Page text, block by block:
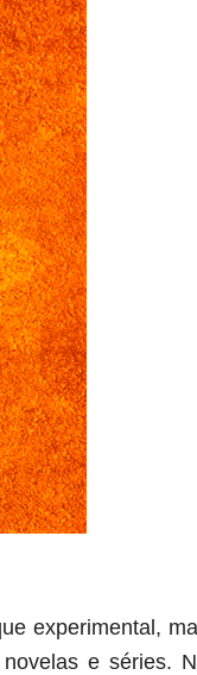
experimental,
e séries.